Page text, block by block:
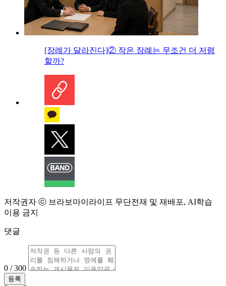
[장례가 달라진다]② 작은 장례는 무조건 더 저렴
할까?
저작권자 ⓒ 브라보마이라이프 무단전재 및 재배포, AI학습
이용 금지
댓글
0 / 300